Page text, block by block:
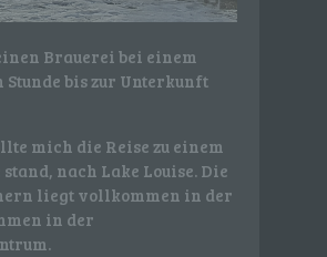
Brauerei bei einem
bis zur Unterkunft
mich die Reise zu einem
nach Lake Louise. Die
liegt vollkommen in der
in der